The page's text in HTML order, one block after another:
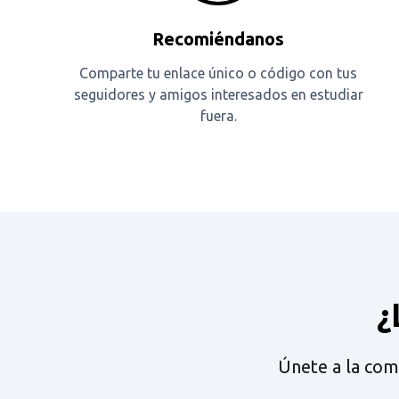
Recomiéndanos
Comparte tu enlace único o código con tus
seguidores y amigos interesados en estudiar
fuera.
Únete a la